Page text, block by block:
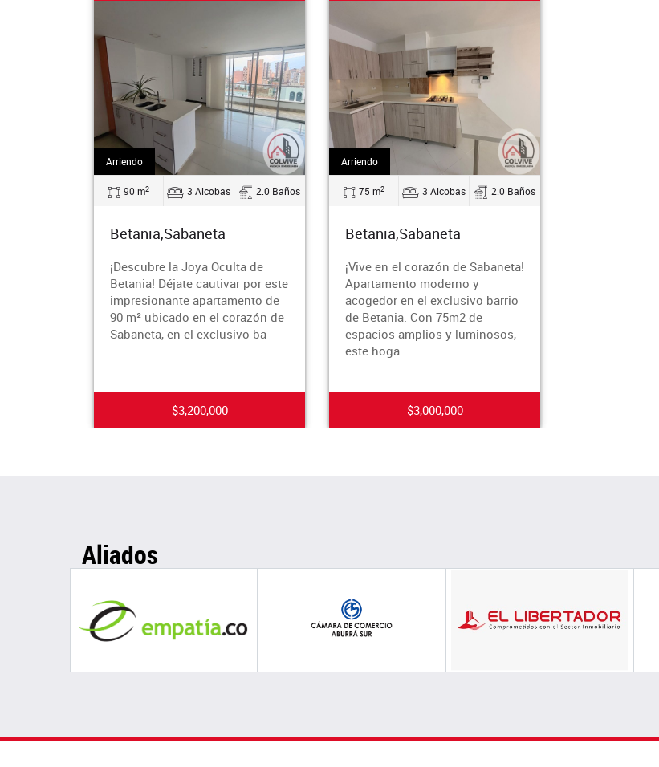
Arriendo
90 m2 3 Alcobas 2.0 Baños
Betania,Sabaneta
¡Descubre la Joya Oculta de
Betania! Déjate cautivar por este
impresionante apartamento de
90 m² ubicado en el corazón de
Sabaneta, en el exclusivo ba
$3,200,000
Arriendo
75 m2 3 Alcobas 2.0 Baños
Betania,Sabaneta
¡Vive en el corazón de Sabaneta!
Apartamento moderno y
acogedor en el exclusivo barrio
de Betania. Con 75m2 de
espacios amplios y luminosos,
este hoga
$3,000,000
Aliados